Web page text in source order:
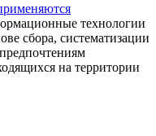
технологии
сбора, систематизации
на территории